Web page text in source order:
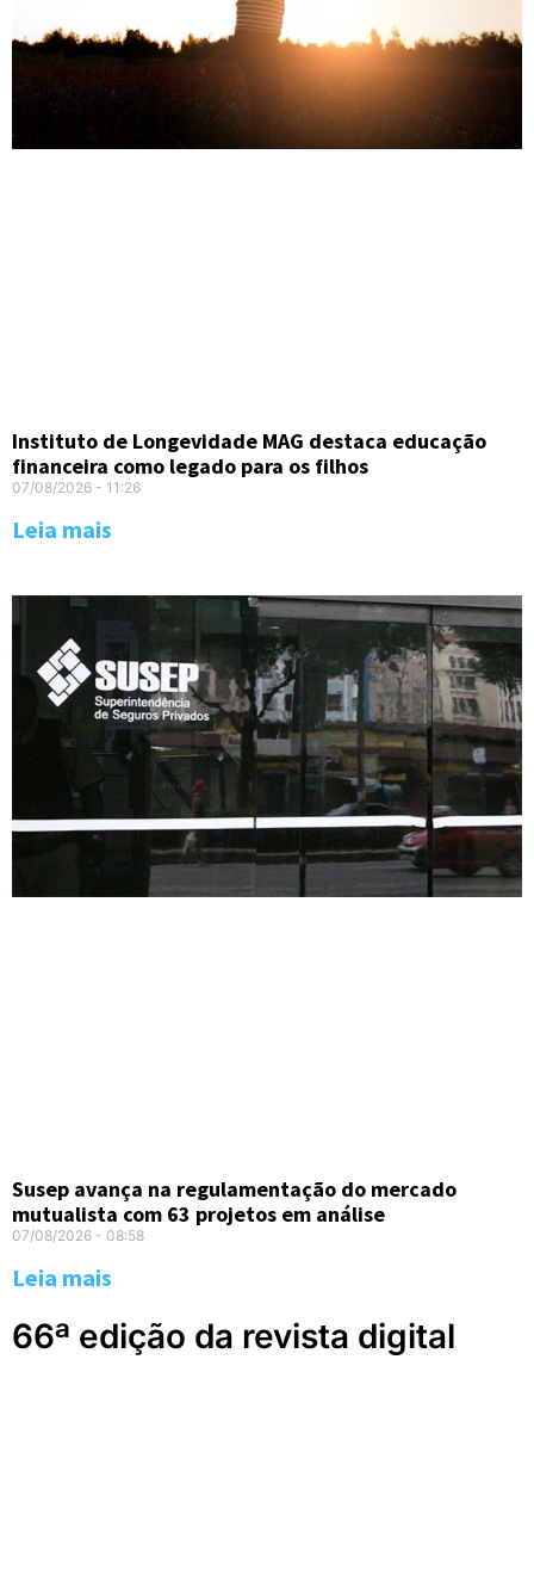
Instituto de Longevidade MAG destaca educação
financeira como legado para os filhos
07/08/2026 11:26
Leia mais
Susep avança na regulamentação do mercado
mutualista com 63 projetos em análise
07/08/2026 08:58
Leia mais
66ª edição da revista digital